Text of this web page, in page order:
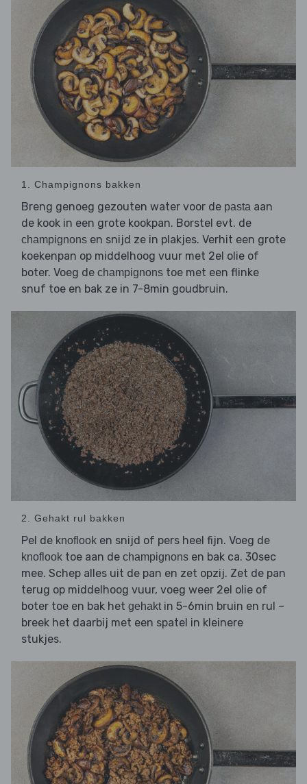
1. Champignons bakken
Breng genoeg gezouten water voor de pasta aan
de kook in een grote kookpan. Borstel evt. de
champignons en snijd ze in plakjes. Verhit een grote
koekenpan op middelhoog vuur met 2el olie of
boter. Voeg de champignons toe met een flinke
snuf toe en bak ze in 7-8min goudbruin.
2. Gehakt rul bakken
Pel de knoflook en snijd of pers heel fijn. Voeg de
knoflook toe aan de champignons en bak ca. 30sec
mee. Schep alles uit de pan en zet opzij. Zet de pan
terug op middelhoog vuur, voeg weer 2el olie of
boter toe en bak het gehaktin 5-6min bruin en rul –
breek het daarbij met een spatel in kleinere
stukjes.